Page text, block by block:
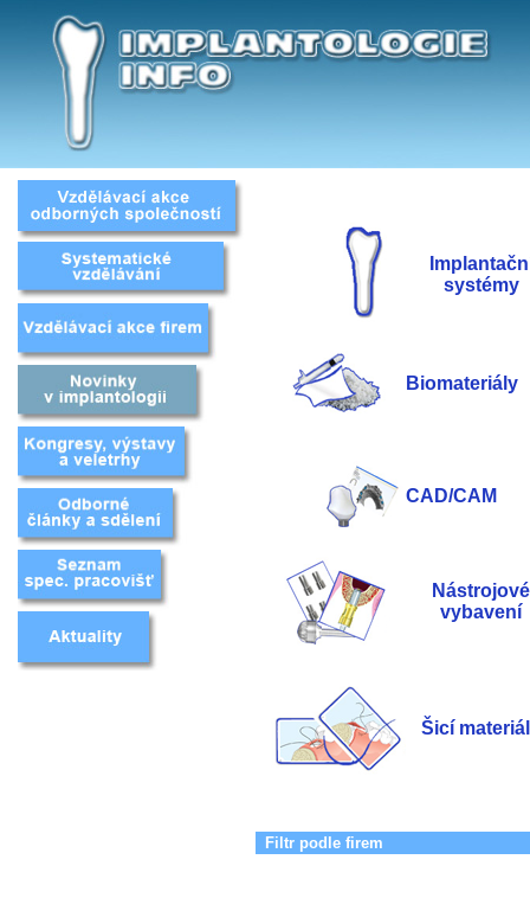
systémy
Biomateriály
CAD/CAM
Nástrojové
vybavení
Šicí
Filtr podle firem